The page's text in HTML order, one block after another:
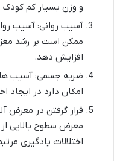
و وزن بسیار کم کودک
آسیب روانی: آسیب
افزایش دهد.
ضربه جسمی: آسیب
امکان دارد در ایجاد
قرار گرفتن در معرض
معرض سطوح بالایی
اختلالات یادگیری